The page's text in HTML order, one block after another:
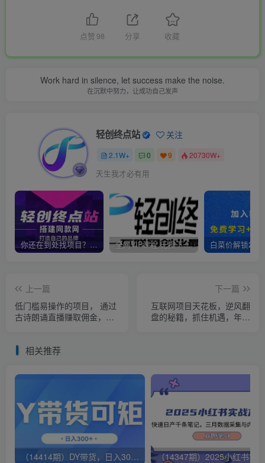
点赞 98 分享 收藏
Work hard in silence, let success make the noise.
在沉默中努力，让成功自己发声
轻创终点站 关注
2.1W+ 0 9 20730W+
天生我才必有用
你还在到处找项目？还在当韭菜？我靠卖项目一个月收入5万+，曾经我也是个失败者。 全网VIP课程 无损下载~
上一篇
低门槛易操作的项目， 通过
古诗朗诵直播赚取佣金，低
下一篇
互联网项目天花板，逆风翻
盘的秘籍，抓住机遇，年入
相关推荐
（14414期）DY带货，日入300＋矩阵无上限